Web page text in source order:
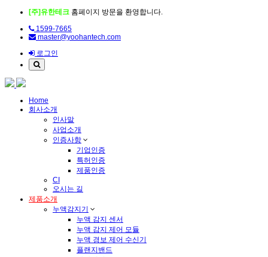
[주]유한테크 홈페이지 방문을 환영합니다.
1599-7665
master@yoohantech.com
로그인
Home
회사소개
인사말
사업소개
인증사항
기업인증
특허인증
제품인증
CI
오시는 길
제품소개
누액감지기
누액 감지 센서
누액 감지 제어 모듈
누액 경보 제어 수신기
플랜지밴드